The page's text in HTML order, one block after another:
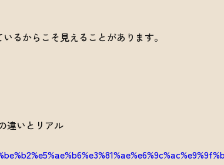
るからこそ見えることがあります。
違いとリアル